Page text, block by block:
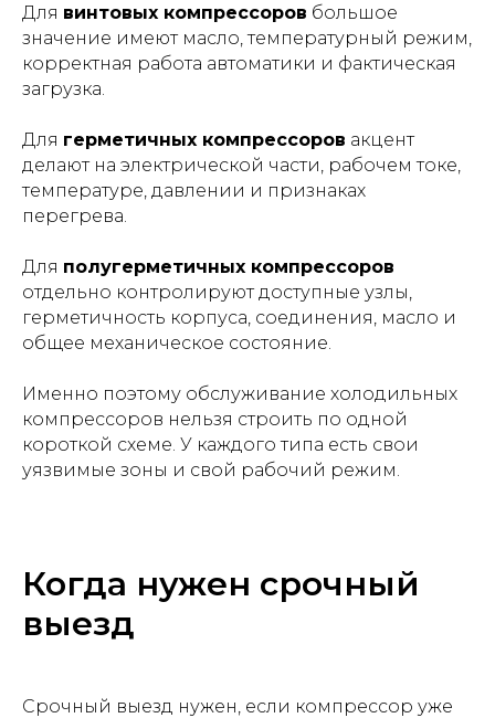
Для винтовых компрессоров большое
значение имеют масло, температурный режим,
корректная работа автоматики и фактическая
загрузка.
Для герметичных компрессоров акцент
делают на электрической части, рабочем токе,
температуре, давлении и признаках
перегрева.
Для полугерметичных компрессоров
отдельно контролируют доступные узлы,
герметичность корпуса, соединения, масло и
общее механическое состояние.
Именно поэтому обслуживание холодильных
компрессоров нельзя строить по одной
короткой схеме. У каждого типа есть свои
уязвимые зоны и свой рабочий режим.
Когда нужен срочный
выезд
Срочный выезд нужен, если компрессор уже